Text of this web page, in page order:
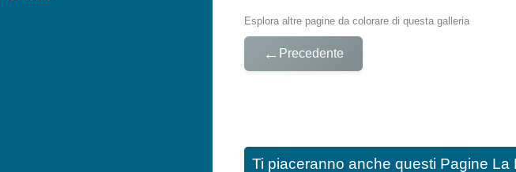
Esplora altre pagine da colorare di questa galleria
← Precedente
Ti piaceranno anche questi Pagine La